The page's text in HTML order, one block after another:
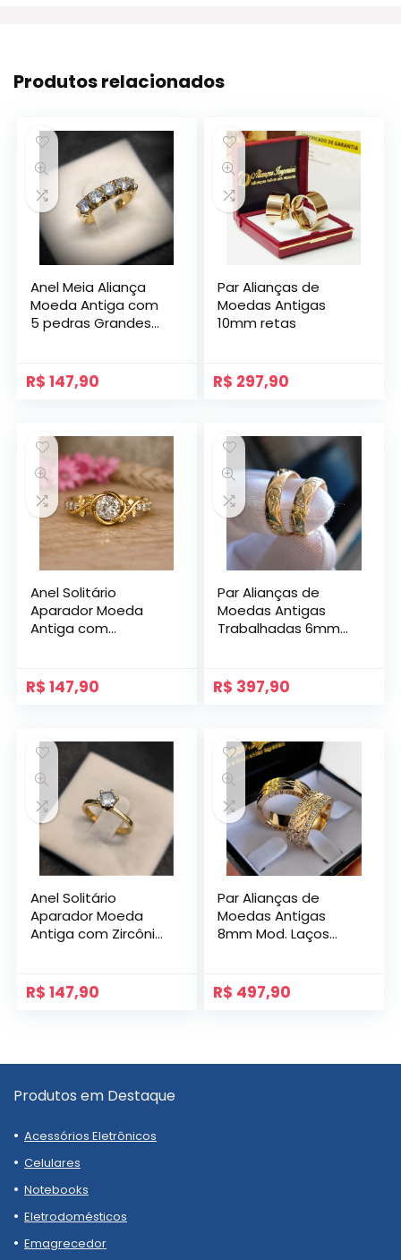
Produtos relacionados
Anel Meia Aliança
Moeda Antiga com
5 pedras Grandes
R$ 147,90
Par Alianças de
Moedas Antigas
10mm retas
R$ 297,90
Anel Solitário
Aparador Moeda
Antiga com
R$ 147,90
Par Alianças de
Moedas Antigas
Trabalhadas 6mm
R$ 397,90
Anel Solitário
Aparador Moeda
Antiga com Zircônia
R$ 147,90
Par Alianças de
Moedas Antigas
8mm Mod. Laços
R$ 497,90
Produtos em Destaque
Acessórios Eletrônicos
Celulares
Notebooks
Eletrodomésticos
Emagrecedor